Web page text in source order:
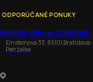
ODPORÚČANÉ PONUKY
EINPARK Offices SUBLEASE
Einsteinova 33, 85101 Bratislava-
Petržalka